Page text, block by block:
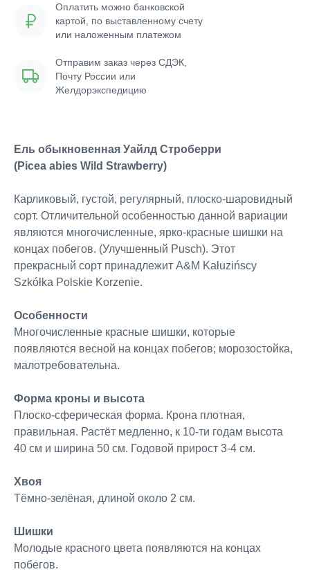
Отправим заказ через СДЭК,
Почту России или
Желдорэкспедицию
Оплатить можно банковской
картой, по выставленному счету
или наложенным платежом
Ель обыкновенная Уайлд Строберри
(Picea abies Wild Strawberry)
Карликовый, густой, регулярный, плоско-шаровидный
сорт. Отличительной особенностью данной вариации
являются многочисленные, ярко-красные шишки на
концах побегов. (Улучшенный Pusch). Этот
прекрасный сорт принадлежит A&M Kałuzińscy
Szkółka Polskie Korzenie.
Особенности
Многочисленные красные шишки, которые
появляются весной на концах побегов; морозостойка,
малотребовательна.
Форма кроны и высота
Плоско-сферическая форма. Крона плотная,
правильная. Растёт медленно, к 10-ти годам высота
40 см и ширина 50 см. Годовой прирост 3-4 см.
Хвоя
Тёмно-зелёная, длиной около 2 см.
Шишки
Молодые красного цвета появляются на концах
побегов.